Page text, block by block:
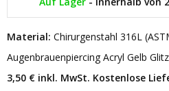
Material: Chirurgenstahl 316L
Augenbrauenpiercing Acryl Gelb
3,50 € inkl. MwSt. Kostenlose